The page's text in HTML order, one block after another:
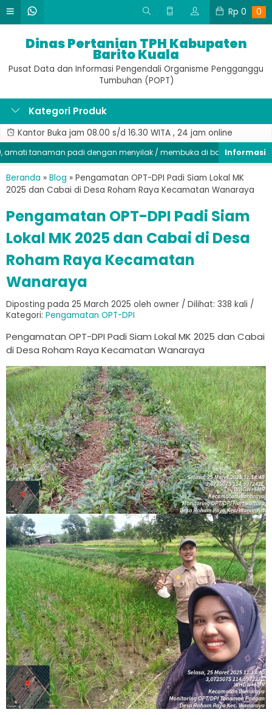
Rp 0 0
Dinas Pertanian TPH Kabupaten
Barito Kuala
Pusat Data dan Informasi Pengendali Organisme Pengganggu
Tumbuhan (POPT)
Kategori Produk
Kantor Buka jam 08.00 s/d 16.30 WITA , 24 jam online
tanaman padi dengan menyilak / membuka di bagian batang,
Beranda » Blog » Pengamatan OPT-DPI Padi Siam Lokal MK
2025 dan Cabai di Desa Roham Raya Kecamatan Wanaraya
Pengamatan OPT-DPI Padi Siam
Lokal MK 2025 dan Cabai di Desa
Roham Raya Kecamatan
Wanaraya
Diposting pada 25 March 2025 oleh owner / Dilihat: 338 kali /
Kategori: Pengamatan OPT-DPI
Pengamatan OPT-DPI Padi Siam Lokal MK 2025 dan Cabai
di Desa Roham Raya Kecamatan Wanaraya